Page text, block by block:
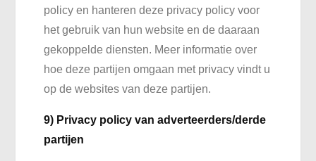
policy en hanteren deze privacy policy voor
het gebruik van hun website en de daaraan
gekoppelde diensten. Meer informatie over
hoe deze partijen omgaan met privacy vindt u
op de websites van deze partijen.
9) Privacy policy van adverteerders/derde
partijen